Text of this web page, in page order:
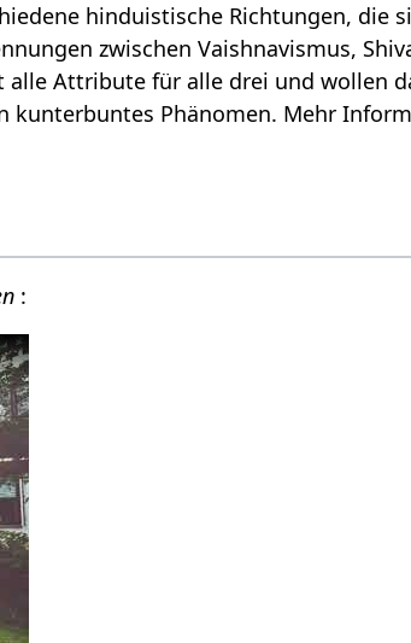
hinduistische Richtungen, die
zwischen Vaishnavismus,
Attribute für alle drei und wollen
kunterbuntes Phänomen. Mehr
: